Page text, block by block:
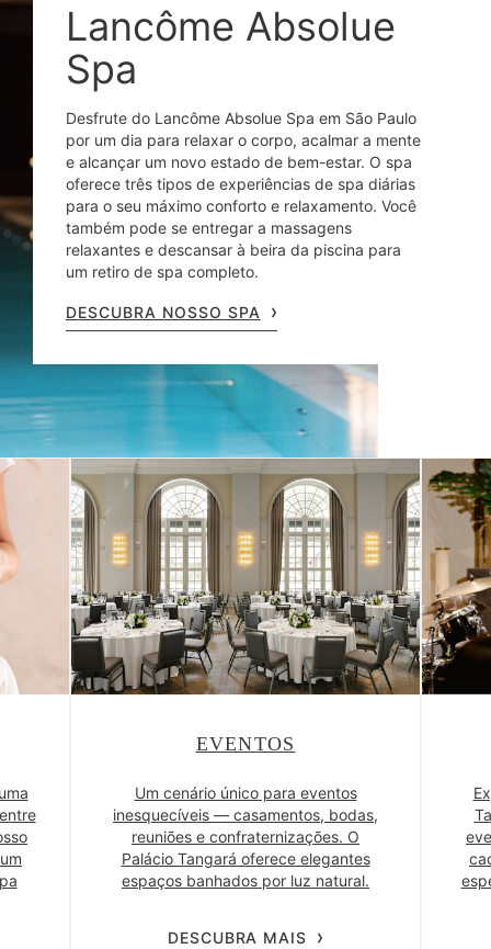
Lancôme Absolue
Spa
Desfrute do Lancôme Absolue Spa em São Paulo
por um dia para relaxar o corpo, acalmar a mente
e alcançar um novo estado de bem-estar. O spa
oferece três tipos de experiências de spa diárias
para o seu máximo conforto e relaxamento. Você
também pode se entregar a massagens
relaxantes e descansar à beira da piscina para
um retiro de spa completo.
DESCUBRA NOSSO SPA
EVENTOS
Um cenário único para eventos
inesquecíveis — casamentos, bodas,
reuniões e confraternizações. O
Palácio Tangará oferece elegantes
espaços banhados por luz natural.
DESCUBRA MAIS